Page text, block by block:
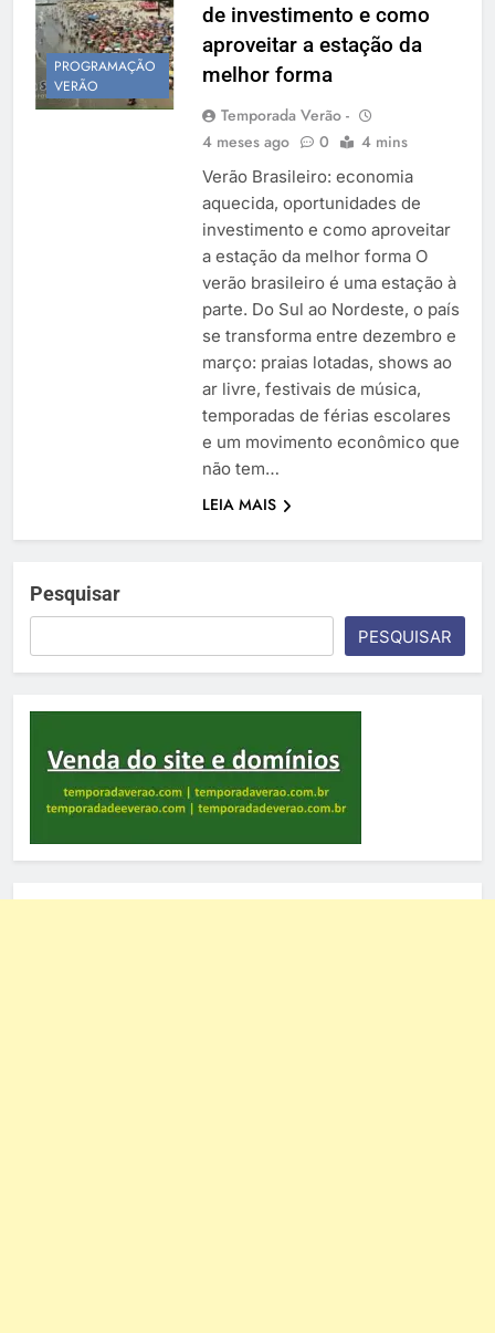
Temporada Verão 2027
PROGRAMAÇÃO
VERÃO
de investimento e como
aproveitar a estação da
melhor forma
Temporada Verão -
4 meses ago
0 4 mins
Verão Brasileiro: economia
aquecida, oportunidades de
investimento e como aproveitar
a estação da melhor forma O
verão brasileiro é uma estação à
parte. Do Sul ao Nordeste, o país
se transforma entre dezembro e
março: praias lotadas, shows ao
ar livre, festivais de música,
temporadas de férias escolares
e um movimento econômico que
não tem…
LEIA MAIS
Pesquisar
PESQUISAR